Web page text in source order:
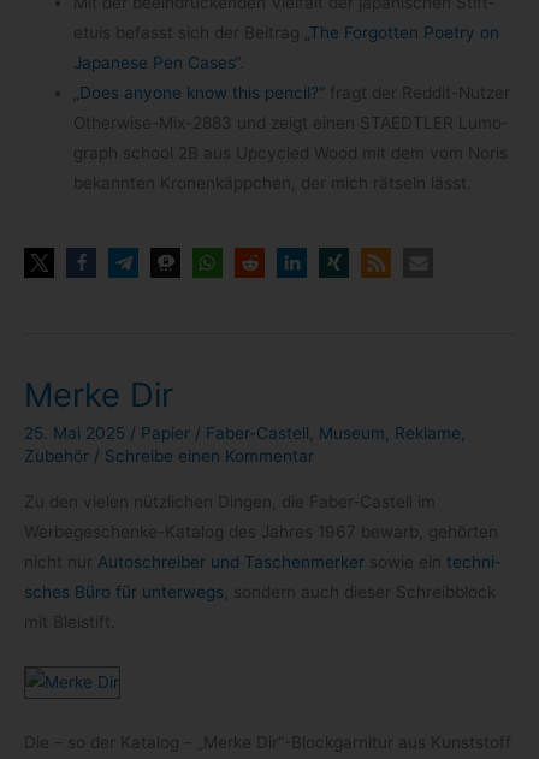
etuis befasst sich der Bei­trag „The For­got­ten Poetry on
Japa­nese Pen Cases“.
„Does anyone know this pen­cil?“ fragt der Reddit-​Nutzer
Otherwise-​Mix-​2883 und zeigt einen STAEDTLER Lumo­
graph school 2B aus Upcy­cled Wood mit dem vom Noris
bekann­ten Kro­nenk­äpp­chen, der mich rät­seln lässt.
Merke Dir
25. Mai 2025 / Papier / Faber-Castell Museum Reklame
Zubehör / Schreibe einen Kommentar
Zu den vie­len nütz­li­chen Din­gen, die Faber-​Castell im
Werbegeschenke-​Katalog des Jah­res 1967 bewarb, gehör­ten
nicht nur Auto­schrei­ber und Taschen­mer­ker sowie ein tech­ni­
sches Büro für unter­wegs , son­dern auch die­ser Schreib­block
mit Bleistift.
Die – so der Kata­log – „Merke Dir“-Blockgarnitur aus Kunst­stoff